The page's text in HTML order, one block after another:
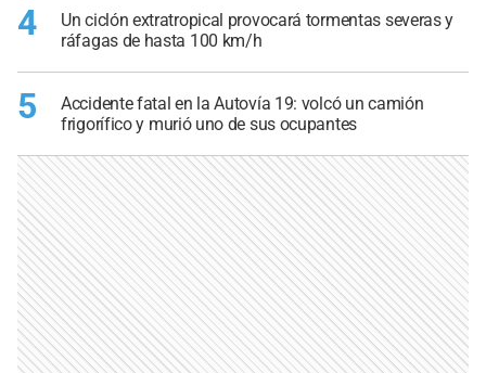
4
Un ciclón extratropical provocará tormentas severas y
ráfagas de hasta 100 km/h
5
Accidente fatal en la Autovía 19: volcó un camión
frigorífico y murió uno de sus ocupantes